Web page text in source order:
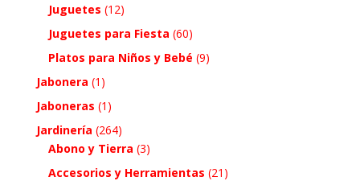
Juguetes (12)
Juguetes para Fiesta (60)
Platos para Niños y Bebé (9)
Jabonera (1)
Jaboneras (1)
Jardinería (264)
Abono y Tierra (3)
Accesorios y Herramientas (21)